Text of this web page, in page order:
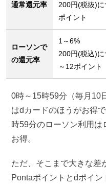
通常還元率
200円(税抜)に
ポイント
ローソンで
の還元率
1～6%
200円(税込)に
～12ポイント
0時～15時59分（毎月10
はdカードのほうがお得
時59分のローソン利用
お得。
ただ、そこまで大きな差
Pontaポイントとdポイ